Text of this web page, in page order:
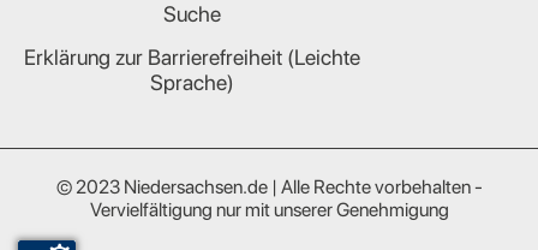
Suche
Erklärung zur Barrierefreiheit (Leichte
Sprache)
© 2023 Niedersachsen.de | Alle Rechte vorbehalten -
Vervielfältigung nur mit unserer Genehmigung